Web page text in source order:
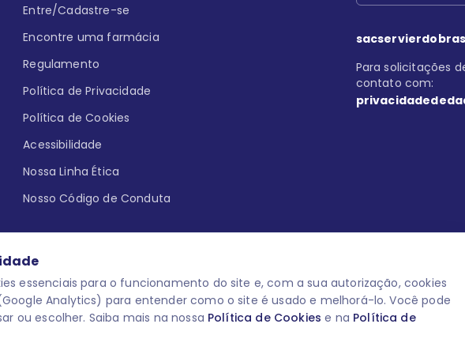
essenciais para o funcionamento do site e, com a sua autorização, cookies
Analytics) para entender como o site é usado e melhorá-lo. Você pode
ou escolher. Saiba mais na nossa Política de Cookies e na Política de
Entre/Cadastre-se
Encontre uma farmácia
Regulamento
Política de Privacidade
Política de Cookies
Acessibilidade
Nossa Linha Ética
Nosso Código de Conduta
Para solicitações
contato com:
aqui uma reação adversa com
para o público leigo e para os
medicamentos. M-AS ONE-
O laboratório Servier do Brasil respeita os seus dados!
descredenciar do Programa e apagar, editar ou corrigir os
você pode fazê-lo a qualquer momento entrando em